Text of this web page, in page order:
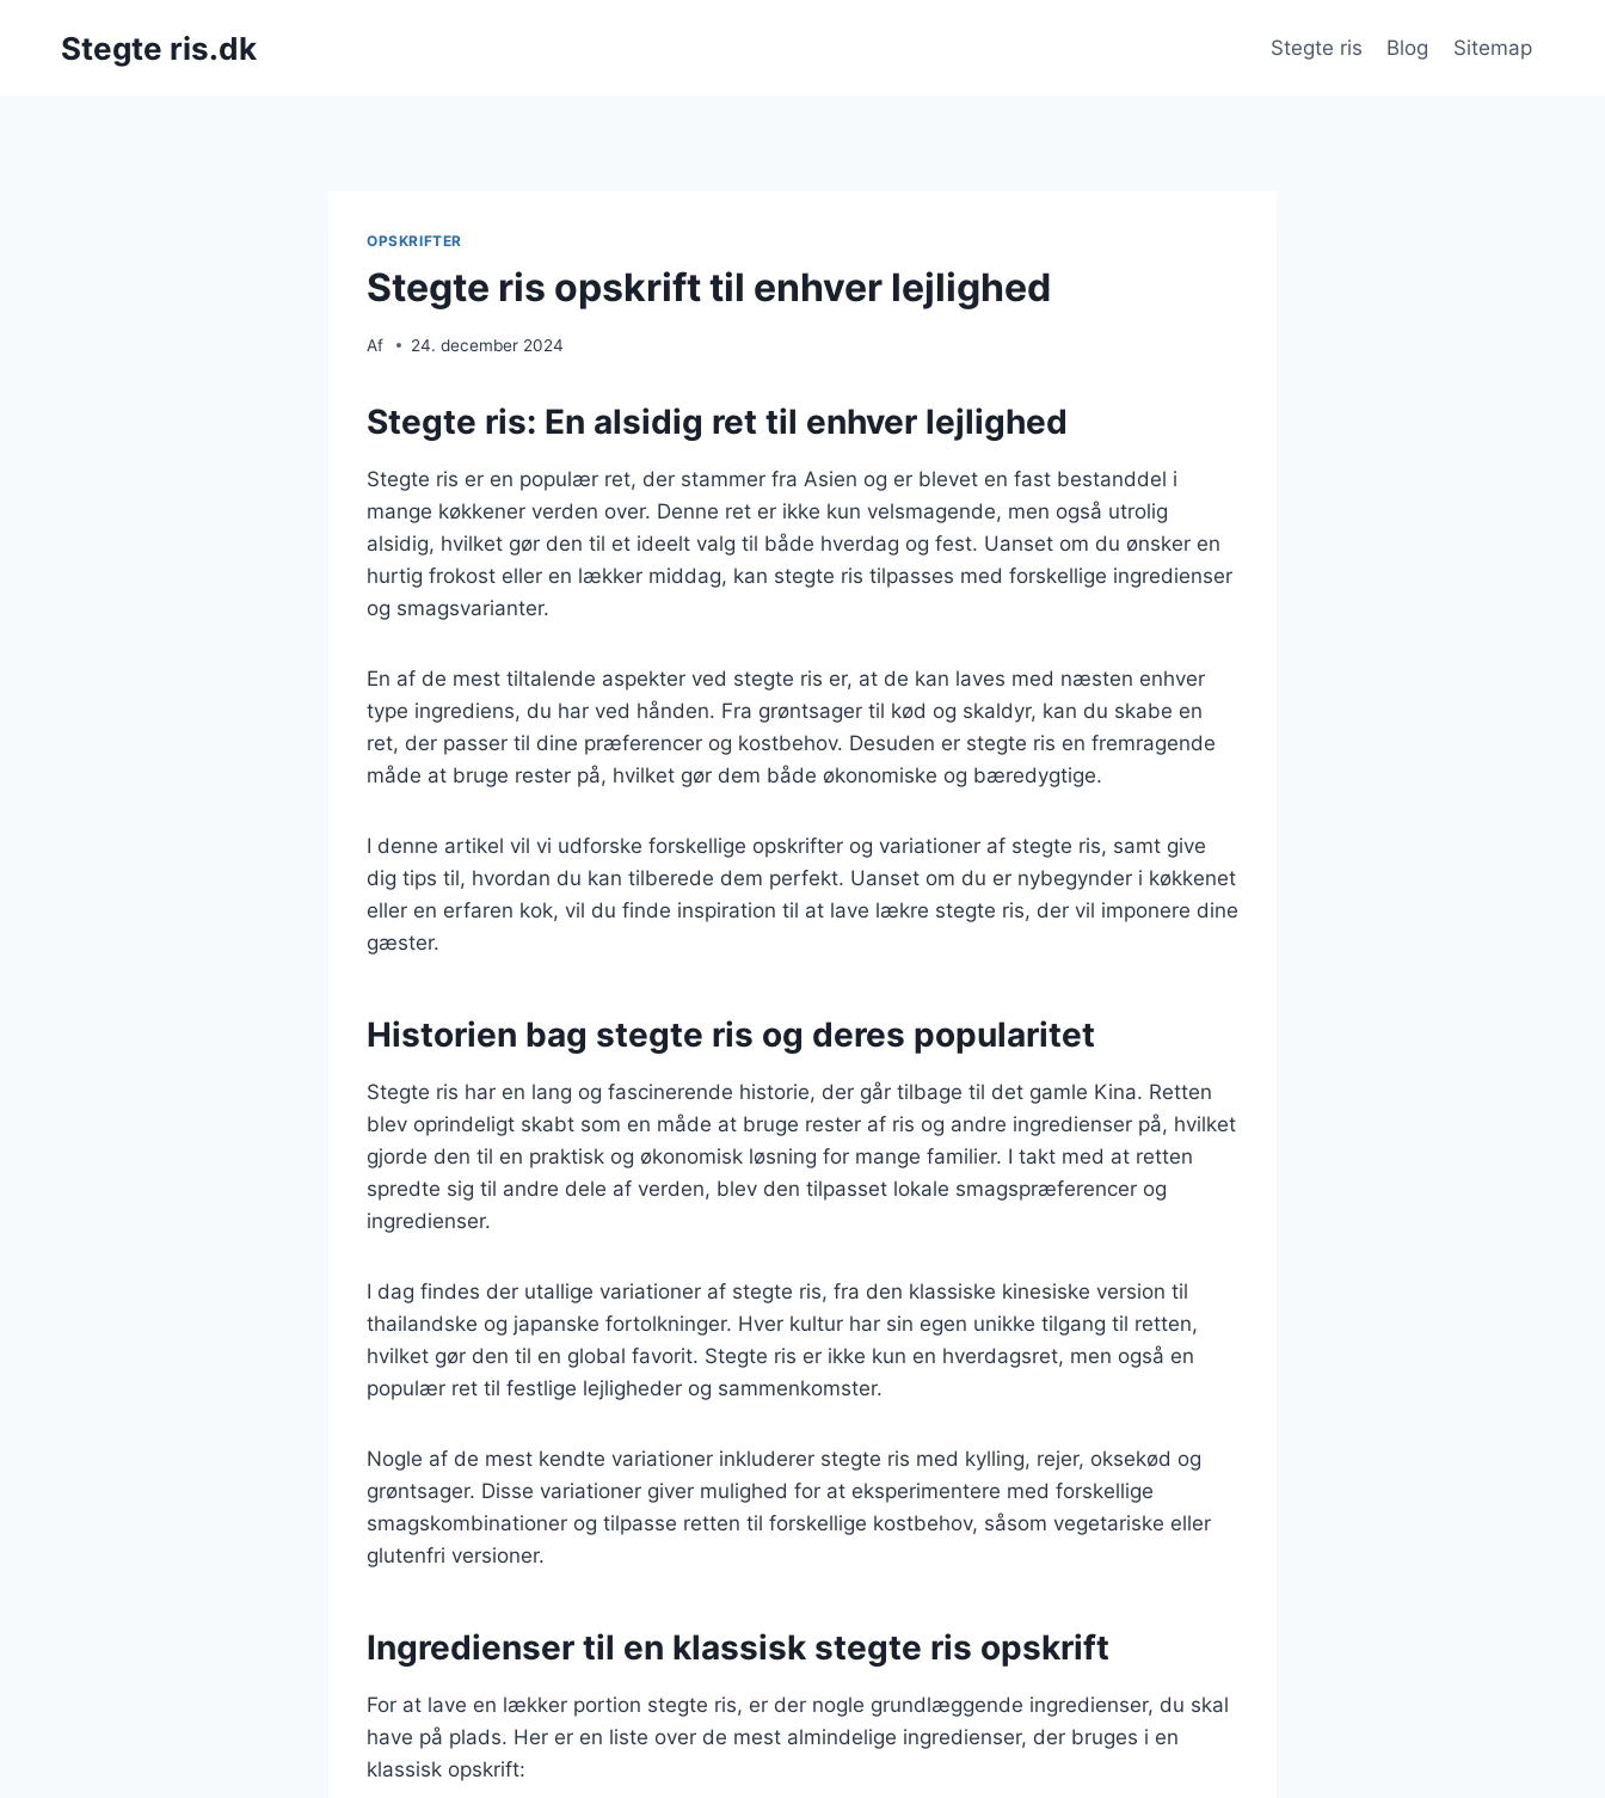
Stegte ris.dk Stegte ris Blog Sitemap
OPSKRIFTER
Stegte ris opskrift til enhver lejlighed
Af 24. december 2024
Stegte ris: En alsidig ret til enhver lejlighed
Stegte ris er en populær ret, der stammer fra Asien og er blevet en fast bestanddel i
mange køkkener verden over. Denne ret er ikke kun velsmagende, men også utrolig
alsidig, hvilket gør den til et ideelt valg til både hverdag og fest. Uanset om du ønsker en
hurtig frokost eller en lækker middag, kan stegte ris tilpasses med forskellige ingredienser
og smagsvarianter.
En af de mest tiltalende aspekter ved stegte ris er, at de kan laves med næsten enhver
type ingrediens, du har ved hånden. Fra grøntsager til kød og skaldyr, kan du skabe en
ret, der passer til dine præferencer og kostbehov. Desuden er stegte ris en fremragende
måde at bruge rester på, hvilket gør dem både økonomiske og bæredygtige.
I denne artikel vil vi udforske forskellige opskrifter og variationer af stegte ris, samt give
dig tips til, hvordan du kan tilberede dem perfekt. Uanset om du er nybegynder i køkkenet
eller en erfaren kok, vil du finde inspiration til at lave lækre stegte ris, der vil imponere dine
gæster.
Historien bag stegte ris og deres popularitet
Stegte ris har en lang og fascinerende historie, der går tilbage til det gamle Kina. Retten
blev oprindeligt skabt som en måde at bruge rester af ris og andre ingredienser på, hvilket
gjorde den til en praktisk og økonomisk løsning for mange familier. I takt med at retten
spredte sig til andre dele af verden, blev den tilpasset lokale smagspræferencer og
ingredienser.
I dag findes der utallige variationer af stegte ris, fra den klassiske kinesiske version til
thailandske og japanske fortolkninger. Hver kultur har sin egen unikke tilgang til retten,
hvilket gør den til en global favorit. Stegte ris er ikke kun en hverdagsret, men også en
populær ret til festlige lejligheder og sammenkomster.
Nogle af de mest kendte variationer inkluderer stegte ris med kylling, rejer, oksekød og
grøntsager. Disse variationer giver mulighed for at eksperimentere med forskellige
smagskombinationer og tilpasse retten til forskellige kostbehov, såsom vegetariske eller
glutenfri versioner.
Ingredienser til en klassisk stegte ris opskrift
For at lave en lækker portion stegte ris, er der nogle grundlæggende ingredienser, du skal
have på plads. Her er en liste over de mest almindelige ingredienser, der bruges i en
klassisk opskrift: